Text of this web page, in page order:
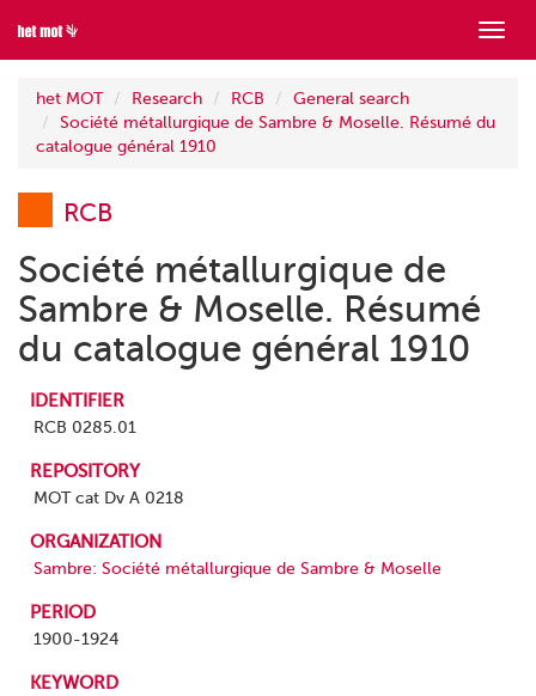
Show
menu
het MOT Research RCB
General search
Société métallurgique de Sambre & Moselle. Résumé du
catalogue général 1910
RCB
Société métallurgique de
Sambre & Moselle. Résumé
du catalogue général 1910
IDENTIFIER
RCB 0285.01
REPOSITORY
MOT cat Dv A 0218
ORGANIZATION
Sambre: Société métallurgique de Sambre & Moselle
PERIOD
1900-1924
KEYWORD